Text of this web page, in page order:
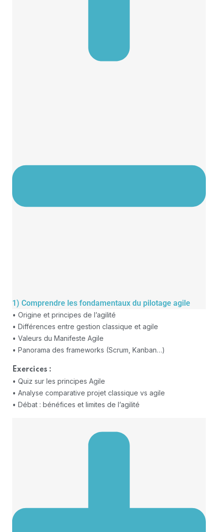
1) Comprendre les fondamentaux du pilotage agile
• Origine et principes de l’agilité
• Différences entre gestion classique et agile
• Valeurs du Manifeste Agile
• Panorama des frameworks (Scrum, Kanban…)
Exercices :
• Quiz sur les principes Agile
• Analyse comparative projet classique vs agile
• Débat : bénéfices et limites de l’agilité